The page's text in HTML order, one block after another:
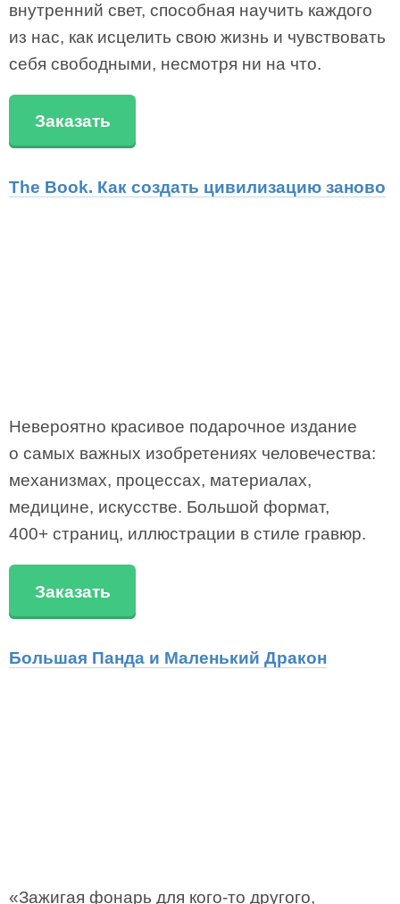
внутренний свет, способная научить каждого
из нас, как исцелить свою жизнь и чувствовать
себя свободными, несмотря ни на что.
Заказать
The Book. Как создать цивилизацию заново
Невероятно красивое подарочное издание
о самых важных изобретениях человечества:
механизмах, процессах, материалах,
медицине, искусстве. Большой формат,
400+ страниц, иллюстрации в стиле гравюр.
Заказать
Большая Панда и Маленький Дракон
«Зажигая фонарь для кого-то другого,